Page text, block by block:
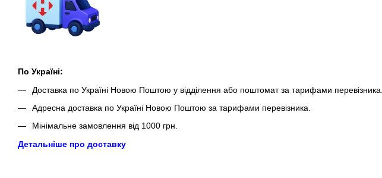
По Україні:
Доставка по Україні Новою Поштою у відділення або поштомат за тарифами перевізника.
Адресна доставка по Україні Новою Поштою за тарифами перевізника.
Мінімальне замовлення від 1000 грн.
Детальніше про доставку